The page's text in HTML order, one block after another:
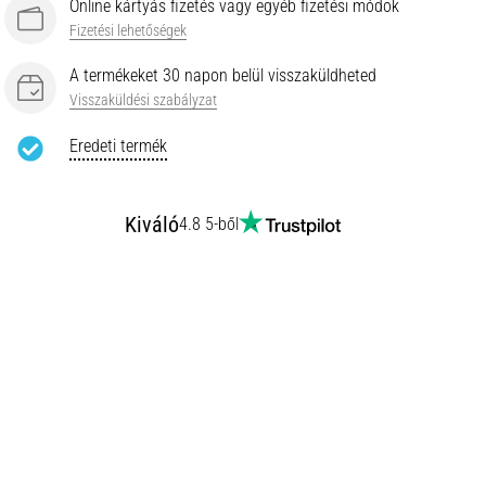
Online kártyás fizetés vagy egyéb fizetési módok
Fizetési lehetőségek
A termékeket 30 napon belül visszaküldheted
Visszaküldési szabályzat
Eredeti termék
Kiváló4.8 5-ből